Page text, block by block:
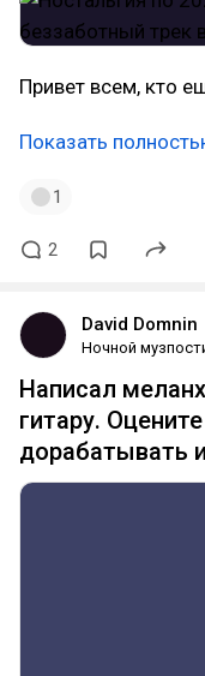
Привет всем, кто
Показать
1
2
David Domnin
Ночной
Написал
гитару.
дорабатывать